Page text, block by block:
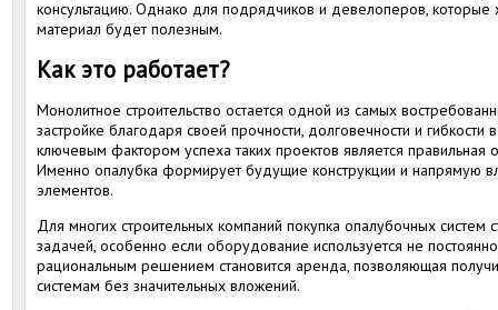
консультацию. Однако для подрядчиков и девелоперов, которые
материал будет полезным.
Как это работает?
Монолитное строительство остается одной из самых
застройке благодаря своей прочности, долговечности и
ключевым фактором успеха таких проектов является правильная
Именно опалубка формирует будущие конструкции и напрямую
элементов.
Для многих строительных компаний покупка опалубочных систем
задачей, особенно если оборудование используется не
рациональным решением становится аренда, позволяющая
системам без значительных вложений.